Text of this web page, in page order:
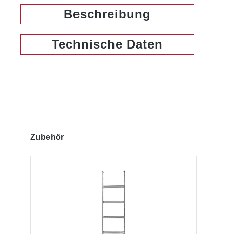
Beschreibung
Technische Daten
Produktgalerie überspringen
Zubehör